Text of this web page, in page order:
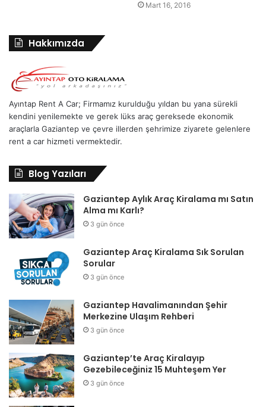
Mart 16, 2016
Hakkımızda
Ayıntap Rent A Car; Firmamız kurulduğu yıldan bu yana sürekli
kendini yenilemekte ve gerek lüks araç gereksede ekonomik
araçlarla Gaziantep ve çevre illerden şehrimize ziyarete gelenlere
rent a car hizmeti vermektedir.
Blog Yazıları
Gaziantep Aylık Araç Kiralama mı Satın
Alma mı Karlı?
3 gün önce
Gaziantep Araç Kiralama Sık Sorulan
Sorular
3 gün önce
Gaziantep Havalimanından Şehir
Merkezine Ulaşım Rehberi
3 gün önce
Gaziantep’te Araç Kiralayıp
Gezebileceğiniz 15 Muhteşem Yer
3 gün önce